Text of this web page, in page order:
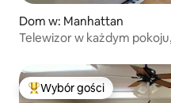
Dom w: Manhattan
Telewizor w każdym
Najpopularniejsze z
Wybór gości